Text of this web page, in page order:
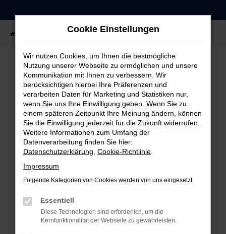
Zum
springen
Fahrzeugangebote Fahrzeug-Showroom
FEHLER: NETWORK ERROR
Beim Laden ist ein Fehler aufgetreten.
Hier sind ein paar Tipps, die dir helfen können:
Überprüfe deine Firewall und deine
Internetverbindung.
Suchmaschine?
Manche Erweiterungen, wie Werbeblocker,
können das Laden bestimmter Seiten
verhindern. Funktioniert die Seite in einem
Cookie Einstellungen
Wir nutzen Cookies, um Ihnen die bestmögliche
Nutzung unserer Webseite zu ermöglichen und unsere
Kommunikation mit Ihnen zu verbessern. Wir
berücksichtigen hierbei Ihre Präferenzen und
verarbeiten Daten für Marketing und Statistiken nur,
wenn Sie uns Ihre Einwilligung geben. Wenn Sie zu
einem späteren Zeitpunkt Ihre Meinung ändern, können
Sie die Einwilligung jederzeit für die Zukunft widerrufen.
Weitere Informationen zum Umfang der
Datenverarbeitung finden Sie hier:
Datenschutzerklärung Cookie-Richtlinie
Impressum
Folgende Kategorien von Cookies werden von uns eingesetzt:
Essentiell
Diese Technologien sind erforderlich, um die
Kernfunktionalität der Webseite zu gewährleisten.